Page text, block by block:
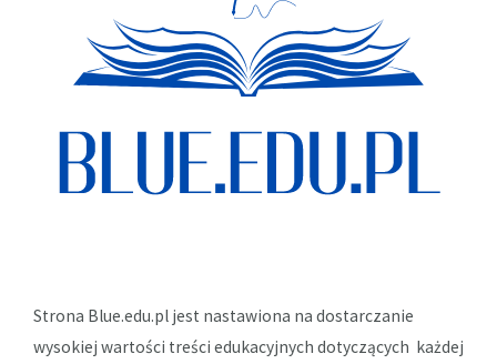
Strona Blue.edu.pl jest nastawiona na dostarczanie
wysokiej wartości treści edukacyjnych dotyczących każdej